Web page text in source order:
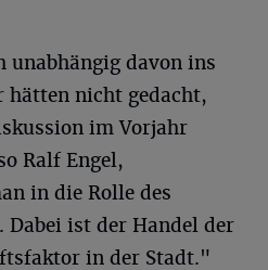
unabhängig davon ins
nicht gedacht,
im Vorjahr
Ralf Engel,
in die Rolle des
ist der Handel der
in der Stadt."